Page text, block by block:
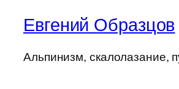
Евгений Образцов
Альпинизм, скалолазание,